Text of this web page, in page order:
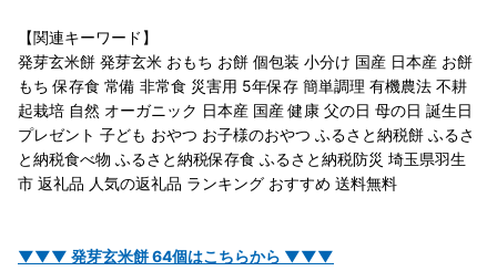
【関連キーワード】
発芽玄米餅 発芽玄米 おもち お餅 個包装 小分け 国産 日本産 お餅
もち 保存食 常備 非常食 災害用 5年保存 簡単調理 有機農法 不耕
起栽培 自然 オーガニック 日本産 国産 健康 父の日 母の日 誕生日
プレゼント 子ども おやつ お子様のおやつ ふるさと納税餅 ふるさ
と納税食べ物 ふるさと納税保存食 ふるさと納税防災 埼玉県羽生
市 返礼品 人気の返礼品 ランキング おすすめ 送料無料
▼▼▼ 発芽玄米餅 64個はこちらから ▼▼▼